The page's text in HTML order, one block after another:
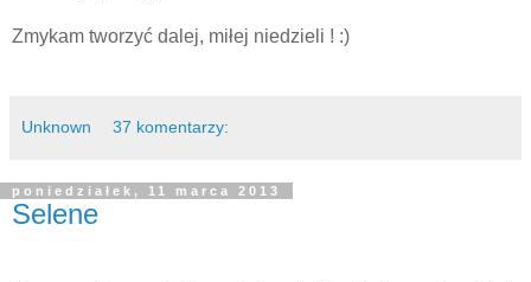
Zmykam tworzyć dalej, miłej niedzieli ! :)
Unknown 37 komentarzy:
poniedziałek, 11 marca 2013
Selene